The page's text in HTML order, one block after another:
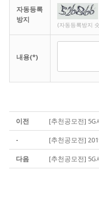
자동등록
방지
(자동등록방지
내용(*)
이전 [추천공모전] 5G
- [추천공모전]
다음 [추천공모전] 5G